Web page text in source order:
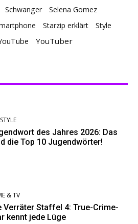
Schwanger
Selena Gomez
Starzip erklärt
Style
YouTuber
des Jahres 2026: Das
die Top 10 Jugendwörter!
& TV
Verräter Staffel 4: True-Crime-
kennt jede Lüge